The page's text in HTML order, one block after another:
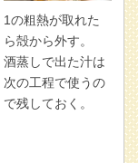
1の粗熱が取れた
ら殻から外す。
酒蒸しで出た汁は
次の工程で使うの
で残しておく。